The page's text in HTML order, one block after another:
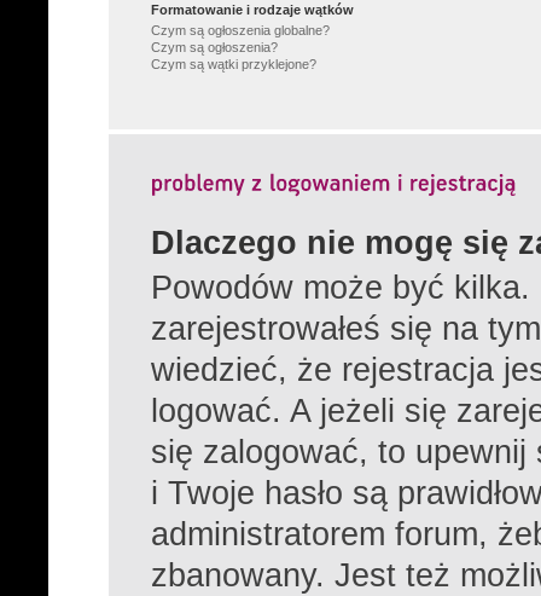
Formatowanie i rodzaje wątków
Czym są ogłoszenia globalne?
Czym są ogłoszenia?
Czym są wątki przyklejone?
Dlaczego nie mogę się
Powodów może być
zarejestrowałeś się na
wiedzieć, że rejestracja
logować. A jeżeli się
się zalogować, to
i Twoje hasło są
administratorem forum,
zbanowany. Jest też